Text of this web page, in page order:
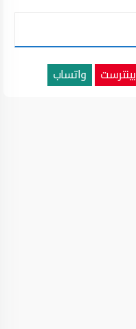
بينترست واتساب